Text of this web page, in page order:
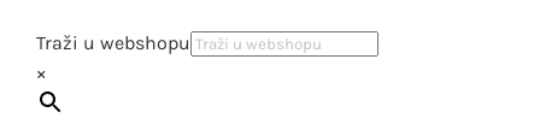
Traži u webshopu
×